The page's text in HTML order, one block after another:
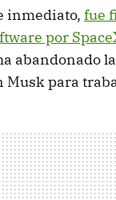
inmediato, fue
por
abandonado
Musk para